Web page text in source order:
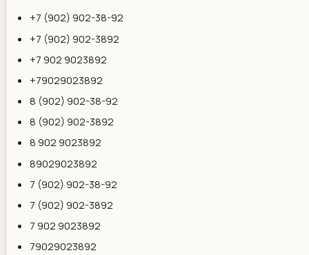
+7 (902) 902-38-92
+7 (902) 902-3892
+7 902 9023892
+79029023892
8 (902) 902-38-92
8 (902) 902-3892
8 902 9023892
89029023892
7 (902) 902-38-92
7 (902) 902-3892
7 902 9023892
79029023892